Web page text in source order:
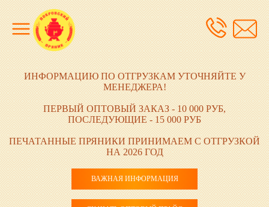
ИНФОРМАЦИЮ ПО ОТГРУЗКАМ УТОЧНЯЙТЕ У
МЕНЕДЖЕРА!
ПЕРВЫЙ ОПТОВЫЙ ЗАКАЗ - 10 000 РУБ,
ПОСЛЕДУЮЩИЕ - 15 000 РУБ
ПЕЧАТАННЫЕ ПРЯНИКИ ПРИНИМАЕМ С ОТГРУЗКОЙ
НА 2026 ГОД
ВАЖНАЯ ИНФОРМАЦИЯ